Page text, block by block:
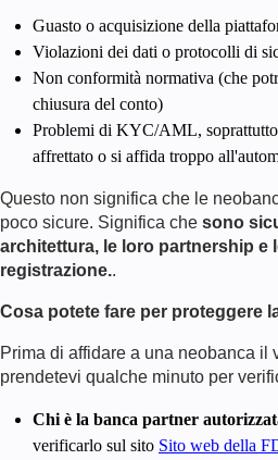
Guasto o acquisizione della
Violazioni dei dati o protocolli di
Non conformità normativa (che
chiusura del conto)
Problemi di KYC/AML,
affrettato o si affida troppo
Questo non significa che le
poco sicure. Significa che sono
architettura, le loro partnership e
registrazione..
Cosa potete fare per proteggere
Prima di affidare a una neobanca il
prendetevi qualche minuto per
Chi è la banca partner
verificarlo sul sito Sito web della